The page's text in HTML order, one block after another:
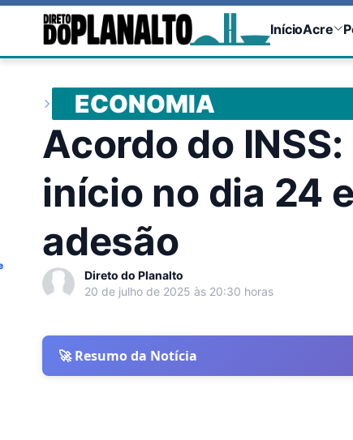
InícioAcre
ECONOMIA
Acordo do
início no dia 24
adesão
Direto do Planalto
20 de julho de 2025 às 20:30 horas
🚀 Resumo da Notícia